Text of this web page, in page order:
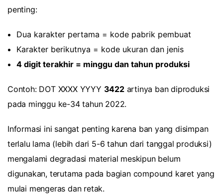
penting:
Dua karakter pertama = kode pabrik pembuat
Karakter berikutnya = kode ukuran dan jenis
4 digit terakhir = minggu dan tahun produksi
Contoh: DOT XXXX YYYY 3422artinya ban diproduksi
pada minggu ke-34 tahun 2022.
Informasi ini sangat penting karena ban yang disimpan
terlalu lama (lebih dari 5-6 tahun dari tanggal produksi)
mengalami degradasi material meskipun belum
digunakan, terutama pada bagian compound karet yang
mulai mengeras dan retak.